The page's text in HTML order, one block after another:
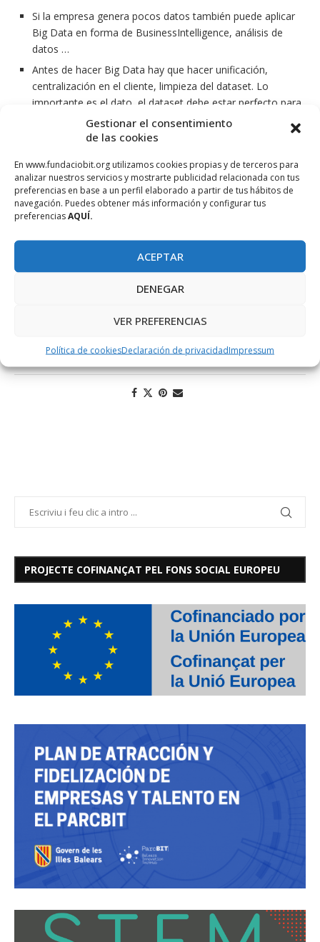
Gestionar el consentimiento
de las cookies
En www.fundaciobit.org utilizamos cookies propias y de terceros para
analizar nuestros servicios y mostrarte publicidad relacionada con tus
preferencias en base a un perfil elaborado a partir de tus hábitos de
navegación. Puedes obtener más información y configurar tus
preferenciasAQUÍ.
ACEPTAR
DENEGAR
VER PREFERENCIAS
Política de cookiesDeclaración de privacidadImpressum
Si la empresa genera pocos datos también puede aplicar
Big Data en forma de BusinessIntelligence, análisis de
datos …
Antes de hacer Big Data hay que hacer unificación,
centralización en el cliente, limpieza del dataset. Lo
importante es el dato, el dataset debe estar perfecto para
hacer Big Data, se puede emplear SQL, R … Los
algoritmos ya creados harán el resto.
humanos, automatizar procesos de lo que ya funciona y
dedicar recursos a analizar por qué no funciona un
producto. Y sí, las PYMES pueden aplicar técnicas de Big
Data.
Tal vez también os puede interesar:
Entrevista TenTIC: Mar Muñoz, IT Travel services
PROJECTE COFINANÇAT PEL FONS SOCIAL EUROPEU